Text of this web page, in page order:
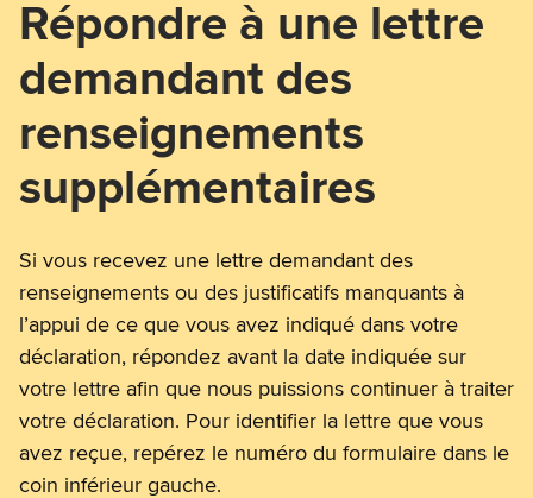
à
une
lettre
demandant
des
renseignements
supplémentaires
Répondre à une lettre
demandant des
renseignements
supplémentaires
Si vous recevez une lettre demandant des
renseignements ou des justificatifs manquants à
l’appui de ce que vous avez indiqué dans votre
déclaration, répondez avant la date indiquée sur
votre lettre afin que nous puissions continuer à traiter
votre déclaration. Pour identifier la lettre que vous
avez reçue, repérez le numéro du formulaire dans le
coin inférieur gauche.